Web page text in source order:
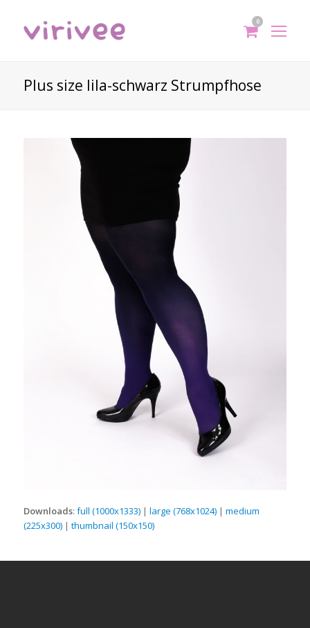
0
Plus size lila-schwarz Strumpfhose
Downloads: full (1000x1333)| large (768x1024)| medium
(225x300)| thumbnail (150x150)